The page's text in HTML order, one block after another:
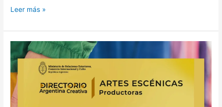
Leer más »
Compañía
Soga
es
parte
del